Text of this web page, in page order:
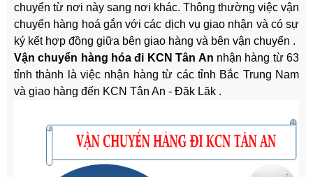
chuyển từ nơi này sang nơi khác. Thông thường việc vận
chuyển hàng hoá gắn với các dịch vụ giao nhận và có sự
ký kết hợp đồng giữa bên giao hàng và bên vận chuyển .
Vận chuyển hàng hóa đi KCN Tân An nhận hàng từ 63
tỉnh thành là việc nhận hàng từ các tỉnh Bắc Trung Nam
và giao hàng đến KCN Tân An - Đăk Lăk .